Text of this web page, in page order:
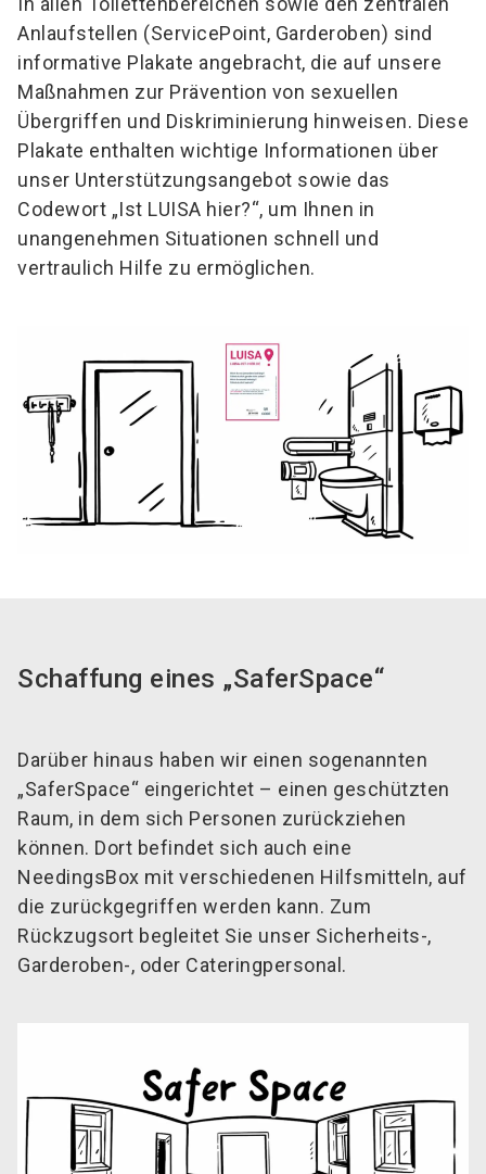
Anlaufstellen (ServicePoint, Garderoben) sind
informative Plakate angebracht, die auf unsere
Maßnahmen zur Prävention von sexuellen
Übergriffen und Diskriminierung hinweisen. Diese
Plakate enthalten wichtige Informationen über
unser Unterstützungsangebot sowie das
Codewort „Ist LUISA hier?“, um Ihnen in
unangenehmen Situationen schnell und
vertraulich Hilfe zu ermöglichen.
Schaffung eines „SaferSpace“
Darüber hinaus haben wir einen sogenannten
„SaferSpace“ eingerichtet – einen geschützten
Raum, in dem sich Personen zurückziehen
können. Dort befindet sich auch eine
NeedingsBox mit verschiedenen Hilfsmitteln, auf
die zurückgegriffen werden kann. Zum
Rückzugsort begleitet Sie unser Sicherheits-,
Garderoben-, oder Cateringpersonal.